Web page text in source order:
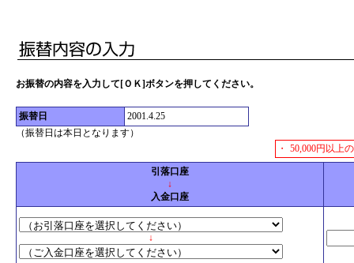
お振替の内容を入力して[ＯＫ]ボタンを押してください。
振替日
2001.4.25
（振替日は本日となります）
・
50,000円以上
引落口座
↓
入金口座
↓